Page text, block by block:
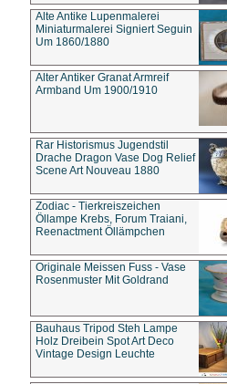
Alte Antike Lupenmalerei
Miniaturmalerei Signiert Seguin
Um 1860/1880
Alter Antiker Granat Armreif
Armband Um 1900/1910
Rar Historismus Jugendstil
Drache Dragon Vase Dog Relief
Scene Art Nouveau 1880
Zodiac - Tierkreiszeichen
Öllampe Krebs, Forum Traiani,
Reenactment Öllämpchen
Originale Meissen Fuss - Vase
Rosenmuster Mit Goldrand
Bauhaus Tripod Steh Lampe
Holz Dreibein Spot Art Deco
Vintage Design Leuchte